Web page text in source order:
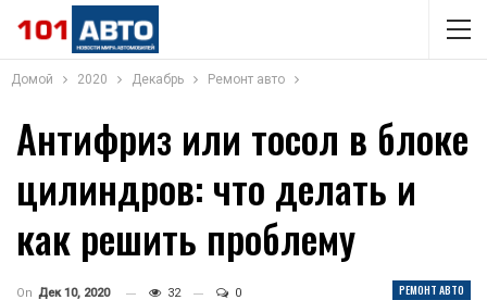
Домой 2020 Декабрь Ремонт авто
Антифриз или тосол в блоке
цилиндров: что делать и
как решить проблему
РЕМОНТ АВТО
On Дек 10, 2020 32 0